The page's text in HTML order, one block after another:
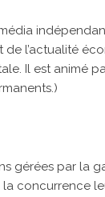
de l’actualité
Il est animé
gérées par la
la concurrence